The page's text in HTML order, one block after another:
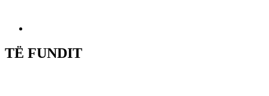
TË FUNDIT